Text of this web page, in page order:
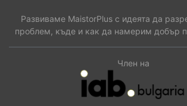
Развиваме MaistorPlus с идеята да
проблем, къде и как да намерим добър
Член на